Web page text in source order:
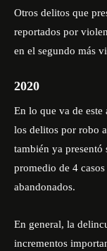
Otros delitos que
reportados por
en el segundo más
2020
En lo que va de
los delitos por robo
también ya presentó
promedio de 4
abandonados.
En general, la
incrementos